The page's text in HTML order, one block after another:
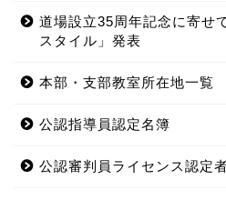
道場設立35周年記念に寄せ
スタイル」発表
本部・支部教室所在地一覧
公認指導員認定名簿
公認審判員ライセンス認定